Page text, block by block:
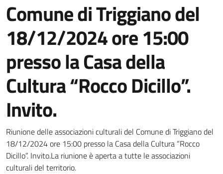
Comune di Triggiano del
18/12/2024 ore 15:00
presso la Casa della
Cultura “Rocco Dicillo”.
Invito.
Dettagli della notizia
Riunione delle associazioni culturali del Comune di Triggiano del
18/12/2024 ore 15:00 presso la Casa della Cultura “Rocco
Dicillo”. Invito.La riunione è aperta a tutte le associazioni
culturali del territorio.